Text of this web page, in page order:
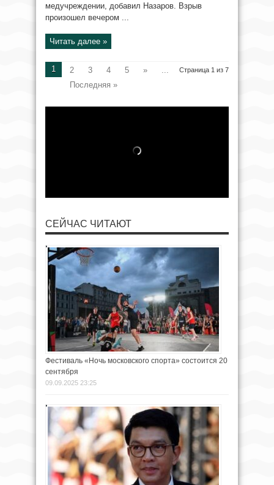
медучреждении, добавил Назаров. Взрыв
произошел вечером ...
Читать далее »
Страница 1 из 7
1 2 3 4 5 »
...
Последняя »
СЕЙЧАС ЧИТАЮТ
Фестиваль «Ночь московского спорта» состоится 20
сентября
09.09.2025 23:25